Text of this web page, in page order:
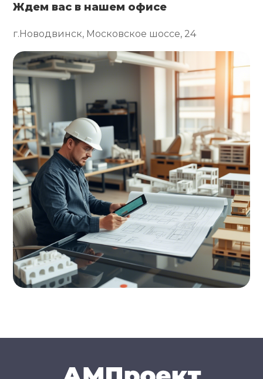
Ждем вас в нашем офисе
г.Новодвинск, Московское шоссе, 24